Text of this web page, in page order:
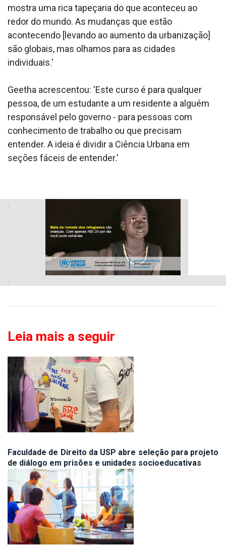
mostra uma rica tapeçaria do que aconteceu ao
redor do mundo. As mudanças que estão
acontecendo [levando ao aumento da urbanização]
são globais, mas olhamos para as cidades
individuais.'
Geetha acrescentou: 'Este curso é para qualquer
pessoa, de um estudante a um residente a alguém
responsável pelo governo - para pessoas com
conhecimento de trabalho ou que precisam
entender. A ideia é dividir a Ciência Urbana em
seções fáceis de entender.'
Leia mais a seguir
Faculdade de Direito da USP abre seleção para projeto
de diálogo em prisões e unidades socioeducativas